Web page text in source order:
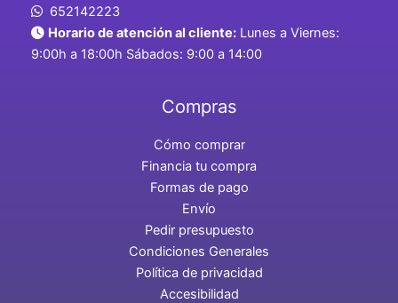
652142223
Horario de atención al cliente: Lunes a Viernes:
9:00h a 18:00h Sábados: 9:00 a 14:00
Compras
Cómo comprar
Financia tu compra
Formas de pago
Envío
Pedir presupuesto
Condiciones Generales
Política de privacidad
Accesibilidad